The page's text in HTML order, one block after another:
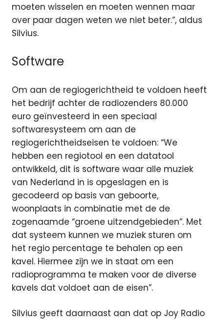
moeten wisselen en moeten wennen maar
over paar dagen weten we niet beter.”, aldus
Silvius.
Software
Om aan de regiogerichtheid te voldoen heeft
het bedrijf achter de radiozenders 80.000
euro geïnvesteerd in een speciaal
softwaresysteem om aan de
regiogerichtheidseisen te voldoen: “​We
hebben een regiotool en een datatool
ontwikkeld, dit is software waar alle muziek
van Nederland​ in is opgeslagen en is
gecodeerd op basis van geboorte,
woonplaats in combinatie met de de
zogenaamde “groene uitzendgebieden”. Met
dat systeem kunnen we muziek sturen om
het regio percentage te behalen op een
kavel. Hiermee zijn we in staat om een
radioprogramma te maken voor de diverse
kavels dat voldoet aan de eisen”.
Silvius geeft daarnaast aan dat op Joy Radio